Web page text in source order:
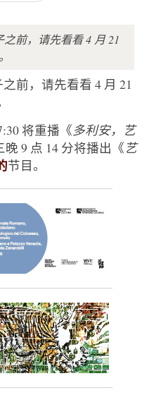
前，请先看看 4 月 21
前，请先看看 4 月 21
将重播《多利安，艺
晚 9 点 14 分将播出《艺
节目。